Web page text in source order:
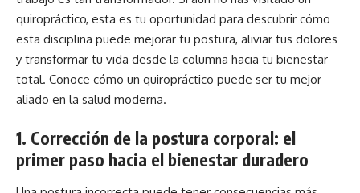
quiropráctico, esta es tu oportunidad para descubrir cómo
esta disciplina puede mejorar tu postura, aliviar tus dolores
y transformar tu vida desde la columna hacia tu bienestar
total. Conoce cómo un quiropráctico puede ser tu mejor
aliado en la salud moderna.
1. Corrección de la postura corporal: el
primer paso hacia el bienestar duradero